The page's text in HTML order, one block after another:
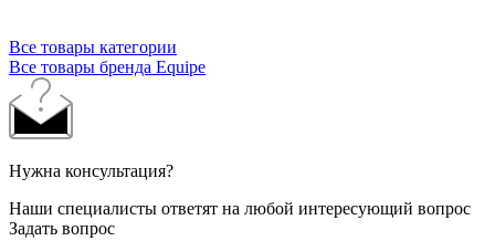
Все товары категории
Все товары бренда Equipe
Нужна консультация?
Наши специалисты ответят на любой интересующий вопрос
Задать вопрос